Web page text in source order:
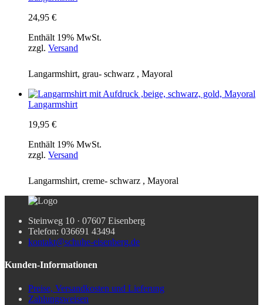
24,95 €
Enthält 19% MwSt.
zzgl. Versand
Langarmshirt, grau- schwarz , Mayoral
Langarmshirt
19,95 €
Enthält 19% MwSt.
zzgl. Versand
Langarmshirt, creme- schwarz , Mayoral
Steinweg 10 · 07607 Eisenberg
Telefon: 036691 43494
kontakt@schuhe-eisenberg.de
Kunden-Informationen
Preise, Versandkosten und Lieferung
Zahlungsweisen